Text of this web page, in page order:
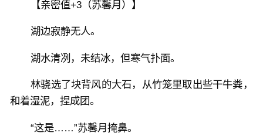
【亲密值+3（苏馨月）】
湖边寂静无人。
湖水清冽，未结冰，但寒气扑面。
林骁选了块背风的大石，从竹笼里取出些干牛粪，
和着湿泥，捏成团。
“这是……”苏馨月掩鼻。